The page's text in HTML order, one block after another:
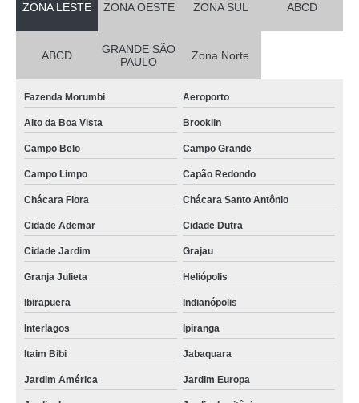
ZONA LESTE ZONA OESTE ZONA SUL ABCD
ABCD
GRANDE SÃO
PAULO
Zona Norte
Fazenda Morumbi Aeroporto
Alto da Boa Vista Brooklin
Campo Belo Campo Grande
Campo Limpo Capão Redondo
Chácara Flora Chácara Santo Antônio
Cidade Ademar Cidade Dutra
Cidade Jardim Grajau
Granja Julieta Heliópolis
Ibirapuera Indianópolis
Interlagos Ipiranga
Itaim Bibi Jabaquara
Jardim América Jardim Europa